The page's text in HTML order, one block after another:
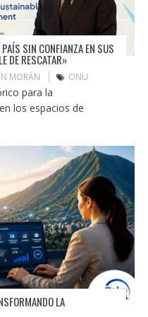
SIN CONFIANZA EN SUS
DE RESCATAR»
MORÁN ONU
para la
los espacios de
LA